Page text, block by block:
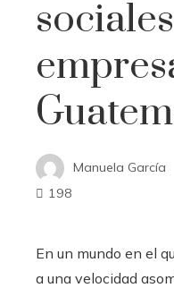
Manuela García
198
En un mundo en el
a una velocidad